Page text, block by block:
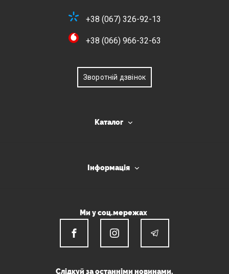
+38 (067) 326-92-13
+38 (066) 966-32-63
Зворотній дзвінок
Каталог
Інформація
Ми у соц.мережах
Слідкуй за останніми новинами.